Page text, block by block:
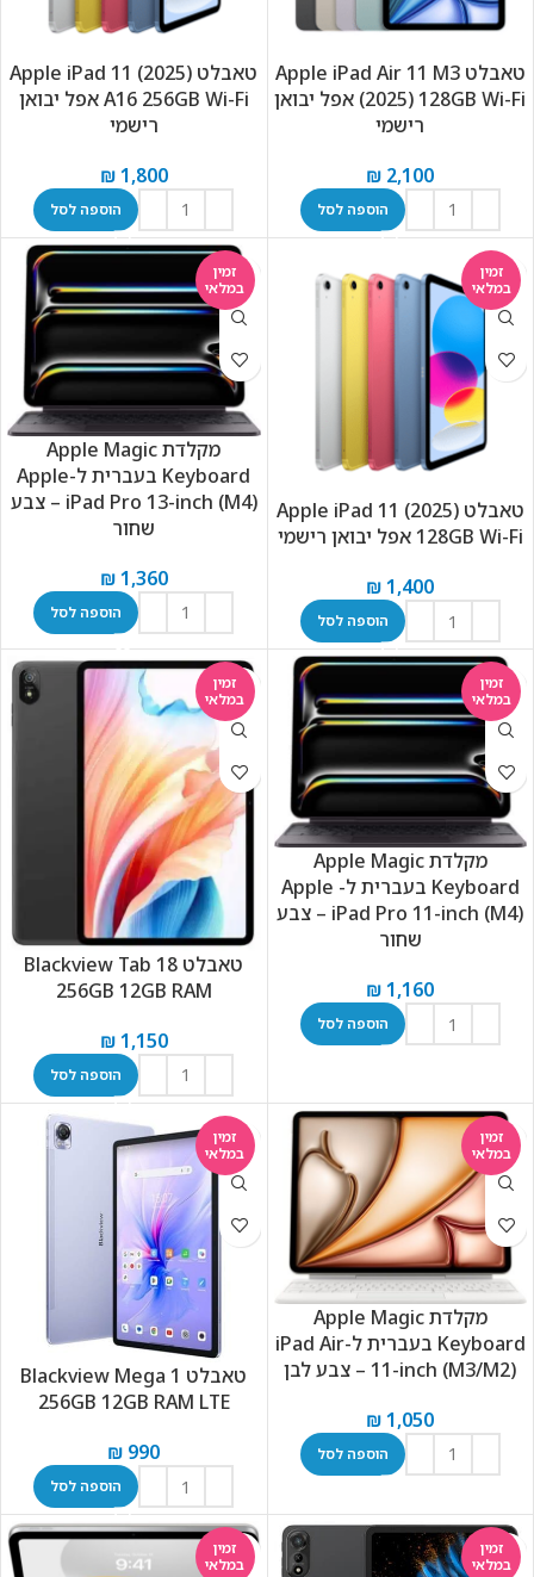
טאבלט Apple iPad Air 11 M3
(2025) 128GB Wi-Fi אפל יבואן
רישמי
₪ 2,100
הוספה לסל
טאבלט Apple iPad 11 (2025)
A16 256GB Wi-Fi אפל יבואן
רישמי
₪1,800
הוספה לסל
זמין
במלאי
טאבלט Apple iPad 11 (2025)
128GB Wi-Fi אפל יבואן רישמי
₪1,400
הוספה לסל
זמין
במלאי
מקלדת Apple Magic
Keyboard בעברית ל-Apple
iPad Pro 13-inch (M4) – צבע
שחור
₪1,360
הוספה לסל
זמין
במלאי
מקלדת Apple Magic
Keyboard בעברית ל- Apple
iPad Pro 11-inch (M4) – צבע
שחור
₪1,160
הוספה לסל
זמין
במלאי
טאבלט Blackview Tab 18
256GB 12GB RAM
₪1,150
הוספה לסל
זמין
במלאי
מקלדת Apple Magic
Keyboard בעברית ל-iPad Air
11-inch (M3/M2) – צבע לבן
₪1,050
הוספה לסל
זמין
במלאי
טאבלט Blackview Mega 1
256GB 12GB RAM LTE
₪ 990
הוספה לסל
זמין
במלאי
זמין
במלאי